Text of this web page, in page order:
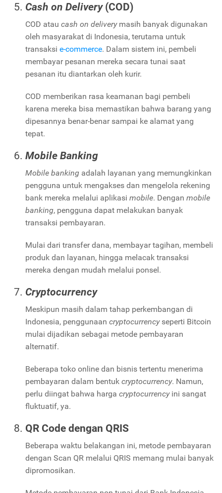
Cash on Delivery(COD)
COD atau cash on deliverymasih banyak digunakan
oleh masyarakat di Indonesia, terutama untuk
transaksi e-commerce. Dalam sistem ini, pembeli
membayar pesanan mereka secara tunai saat
pesanan itu diantarkan oleh kurir.
COD memberikan rasa keamanan bagi pembeli
karena mereka bisa memastikan bahwa barang yang
dipesannya benar-benar sampai ke alamat yang
tepat.
Mobile Banking
Mobile banking adalah layanan yang memungkinkan
pengguna untuk mengakses dan mengelola rekening
bank mereka melalui aplikasi mobile. Dengan mobile
banking, pengguna dapat melakukan banyak
transaksi pembayaran.
Mulai dari transfer dana, membayar tagihan, membeli
produk dan layanan, hingga melacak transaksi
mereka dengan mudah melalui ponsel.
Cryptocurrency
Meskipun masih dalam tahap perkembangan di
Indonesia, penggunaan cryptocurrencyseperti Bitcoin
mulai dijadikan sebagai metode pembayaran
alternatif.
Beberapa toko online dan bisnis tertentu menerima
pembayaran dalam bentuk cryptocurrency. Namun,
perlu diingat bahwa harga cryptocurrencyini sangat
fluktuatif, ya.
QR Code dengan QRIS
Beberapa waktu belakangan ini, metode pembayaran
dengan Scan QR melalui QRIS memang mulai banyak
dipromosikan.